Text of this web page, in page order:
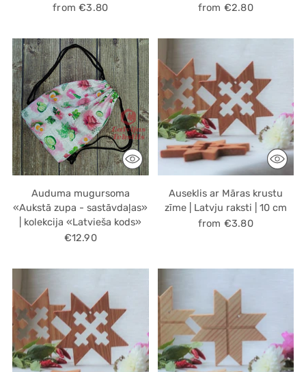
from €3.80
from €2.80
Auduma mugursoma
«Aukstā zupa - sastāvdaļas»
| kolekcija «Latvieša kods»
€12.90
Auseklis ar Māras krustu
zīme | Latvju raksti | 10 cm
from €3.80